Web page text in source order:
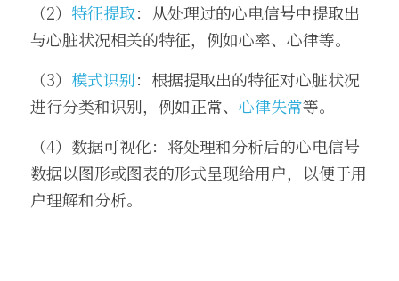
（2） 特征提取：从处理过的心电信号中提取出
与心脏状况相关的特征，例如心率、心律等。
（3） 模式识别：根据提取出的特征对心脏状况
进行分类和识别，例如正常、 心律失常等。
（4）数据可视化：将处理和分析后的心电信号
数据以图形或图表的形式呈现给用户，以便于用
户理解和分析。